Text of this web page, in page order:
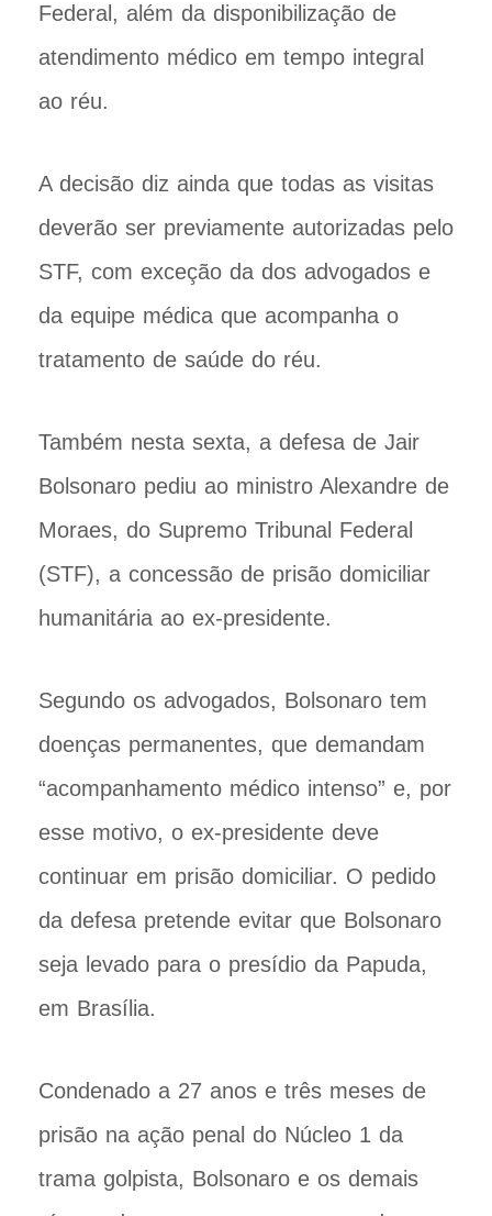
Federal, além da disponibilização de
atendimento médico em tempo integral
ao réu.
A decisão diz ainda que todas as visitas
deverão ser previamente autorizadas pelo
STF, com exceção da dos advogados e
da equipe médica que acompanha o
tratamento de saúde do réu.
Também nesta sexta, a defesa de Jair
Bolsonaro pediu ao ministro Alexandre de
Moraes, do Supremo Tribunal Federal
(STF), a concessão de prisão domiciliar
humanitária ao ex-presidente.
Segundo os advogados, Bolsonaro tem
doenças permanentes, que demandam
“acompanhamento médico intenso” e, por
esse motivo, o ex-presidente deve
continuar em prisão domiciliar. O pedido
da defesa pretende evitar que Bolsonaro
seja levado para o presídio da Papuda,
em Brasília.
Condenado a 27 anos e três meses de
prisão na ação penal do Núcleo 1 da
trama golpista, Bolsonaro e os demais